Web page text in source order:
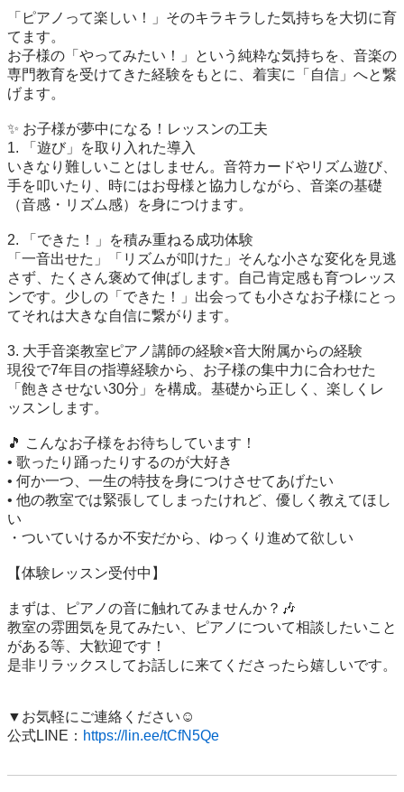
「ピアノって楽しい！」そのキラキラした気持ちを大切に育
てます。
お子様の「やってみたい！」という純粋な気持ちを、音楽の
専門教育を受けてきた経験をもとに、着実に「自信」へと繋
げます。
✨ お子様が夢中になる！レッスンの工夫
1. 「遊び」を取り入れた導入
いきなり難しいことはしません。音符カードやリズム遊び、
手を叩いたり、時にはお母様と協力しながら、音楽の基礎
（音感・リズム感）を身につけます。
2. 「できた！」を積み重ねる成功体験
「一音出せた」「リズムが叩けた」そんな小さな変化を見逃
さず、たくさん褒めて伸ばします。自己肯定感も育つレッス
ンです。少しの「できた！」出会っても小さなお子様にとっ
てそれは大きな自信に繋がります。
3. 大手音楽教室ピアノ講師の経験×音大附属からの経験
現役で7年目の指導経験から、お子様の集中力に合わせた
「飽きさせない30分」を構成。基礎から正しく、楽しくレ
ッスンします。
🎵 こんなお子様をお待ちしています！
• 歌ったり踊ったりするのが大好き
• 何か一つ、一生の特技を身につけさせてあげたい
• 他の教室では緊張してしまったけれど、優しく教えてほし
い
・ついていけるか不安だから、ゆっくり進めて欲しい
【体験レッスン受付中】
まずは、ピアノの音に触れてみませんか？🎶
教室の雰囲気を見てみたい、ピアノについて相談したいこと
がある等、大歓迎です！
是非リラックスしてお話しに来てくださったら嬉しいです。
▼お気軽にご連絡ください☺️
公式LINE： https://lin.ee/tCfN5Qe